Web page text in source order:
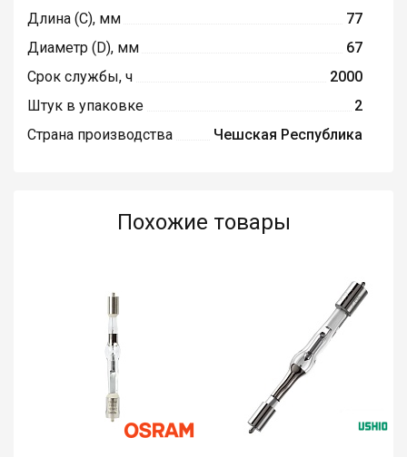
Длина (C), мм
77
Диаметр (D), мм
67
Срок службы, ч
2000
Штук в упаковке
2
Страна производства
Чешская Республика
Похожие товары